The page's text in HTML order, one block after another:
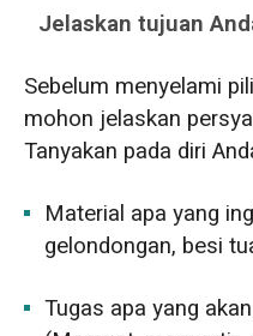
Jelaskan tujuan
Sebelum menyelami
mohon jelaskan
Tanyakan pada diri
Material apa yang
gelondongan, besi
Tugas apa yang